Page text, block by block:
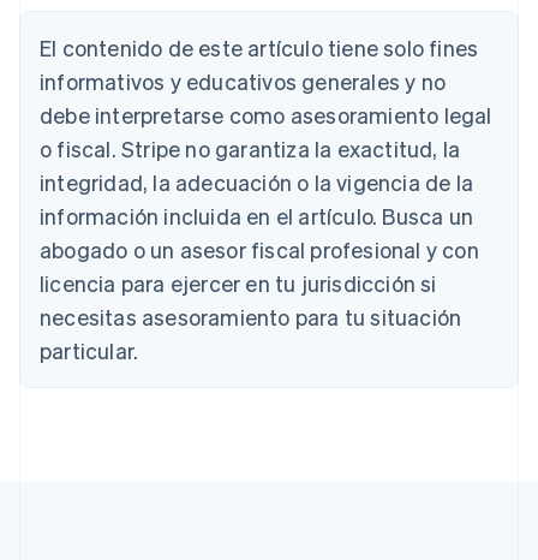
El contenido de este artículo tiene solo fines
informativos y educativos generales y no
debe interpretarse como asesoramiento legal
o fiscal. Stripe no garantiza la exactitud, la
integridad, la adecuación o la vigencia de la
información incluida en el artículo. Busca un
abogado o un asesor fiscal profesional y con
licencia para ejercer en tu jurisdicción si
necesitas asesoramiento para tu situación
particular.
Australia
English
Austria
DeutschEnglish
Bélgica
Brasil
PortuguêsEnglish
Bulgaria
English
Canadá
EnglishFrançais
China continental
简体中文 English
Chipre